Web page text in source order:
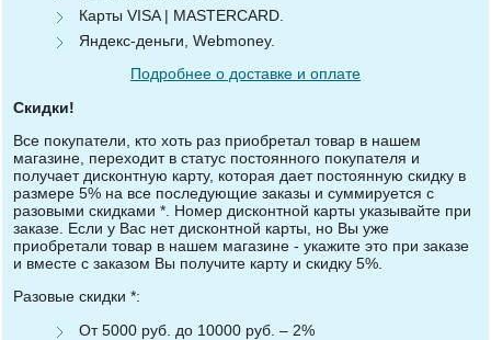
Карты VISA | MASTERCARD.
Яндекс-деньги, Webmoney.
Подробнее о доставке и оплате
Скидки!
Все покупатели, кто хоть раз приобретал товар в нашем
магазине, переходит в статус постоянного покупателя и
получает дисконтную карту, которая дает постоянную скидку в
размере 5% на все последующие заказы и суммируется с
разовыми скидками *. Номер дисконтной карты указывайте при
заказе. Если у Вас нет дисконтной карты, но Вы уже
приобретали товар в нашем магазине - укажите это при заказе
и вместе с заказом Вы получите карту и скидку 5%.
Разовые скидки *:
От 5000 руб. до 10000 руб. – 2%